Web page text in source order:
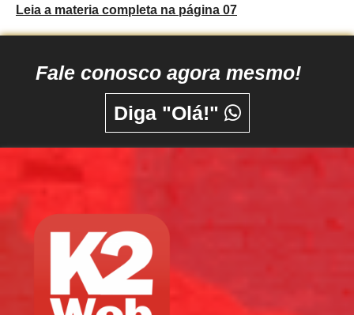
Leia a materia completa na página 07
Fale conosco agora mesmo!
Diga "Olá!"